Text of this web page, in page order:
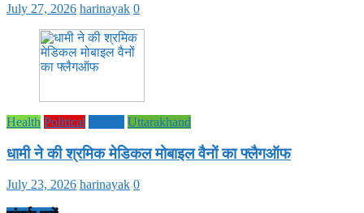
July 27, 2026 harinayak 0
Health Political Uttarakhand
धामी ने की श्रमिक मेडिकल मोबाइल वैनों का फ्लैगऑफ
July 23, 2026 harinayak 0